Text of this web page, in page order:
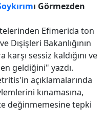
ı Görmezden
Efimerida ton
Dışişleri Bakanlığının
karşı sessiz kaldığını ve
geldiğini" yazdı.
açıklamalarında
kınamasına,
değinmemesine tepki